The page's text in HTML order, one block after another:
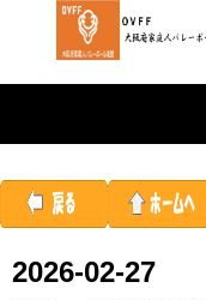
2026-02-27